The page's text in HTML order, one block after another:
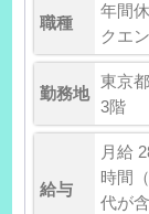
職種
年間
クエ
勤務地
東京
3階
給与
月給
時間
代が